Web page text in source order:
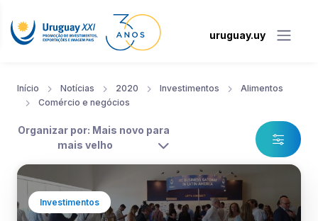
uruguay.uy
Início Notícias 2020 Investimentos
Alimentos
Comércio e negócios
Organizar por: Mais novo para
mais velho
Investimentos